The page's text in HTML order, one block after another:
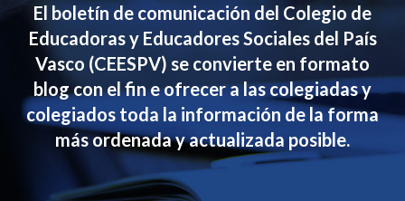
El boletín de comunicación del Colegio de
Educadoras y Educadores Sociales del País
Vasco (CEESPV) se convierte en formato
blog con el fin e ofrecer a las colegiadas y
colegiados toda la información de la forma
más ordenada y actualizada posible.